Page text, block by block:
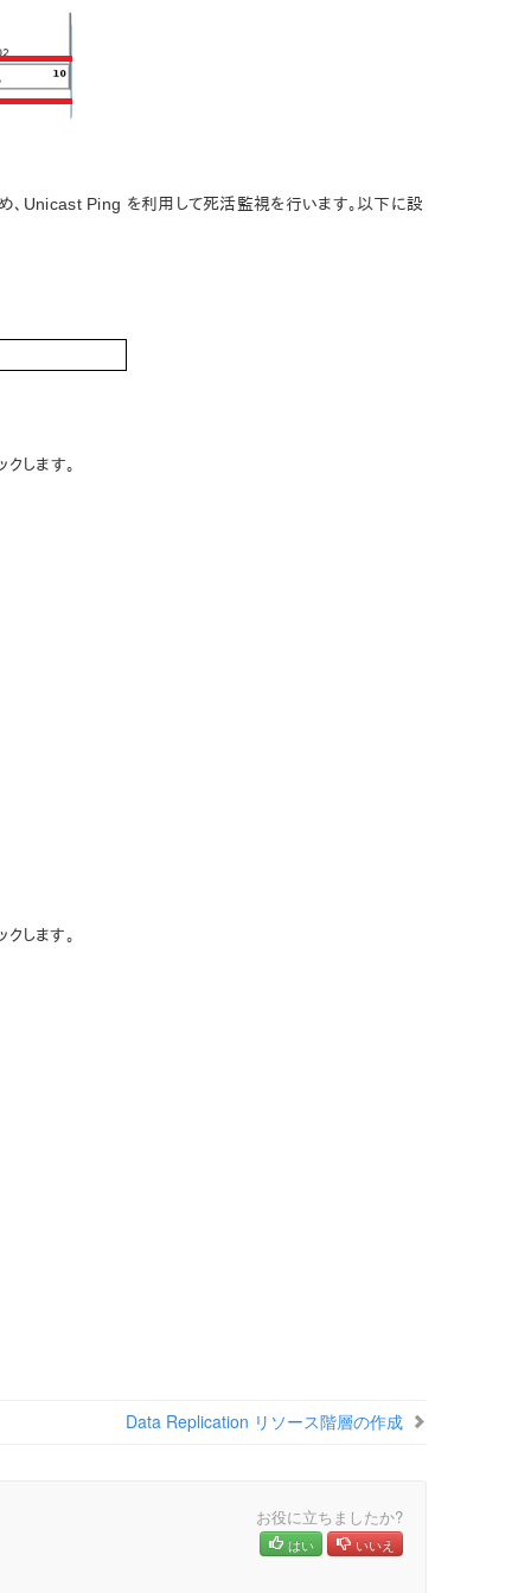
Unicast Ping を利用して死活監視を行います。以下に設
クします。
クします。
Data Replication リソース階層の作成
お役に立ちましたか?
はい いいえ